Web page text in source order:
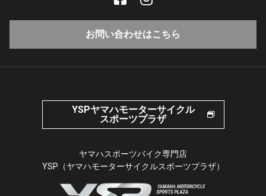
お問い合わせはこちら
YSPヤマハモーターサイクル
スポーツプラザ
ヤマハスポーツバイク専門店
YSP（ヤマハモーターサイクルスポーツプラザ）